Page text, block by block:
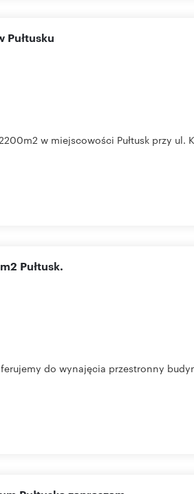
Pułtusku
w miejscowości Pułtusk przy ul.
Pułtusk.
do wynajęcia przestronny